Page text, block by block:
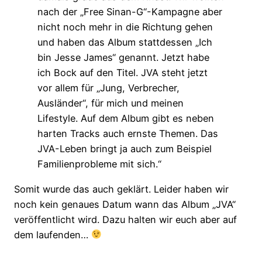
nach der „Free Sinan-G“-Kampagne aber
nicht noch mehr in die Richtung gehen
und haben das Album stattdessen „Ich
bin Jesse James“ genannt. Jetzt habe
ich Bock auf den Titel. JVA steht jetzt
vor allem für „Jung, Verbrecher,
Ausländer“, für mich und meinen
Lifestyle. Auf dem Album gibt es neben
harten Tracks auch ernste Themen. Das
JVA-Leben bringt ja auch zum Beispiel
Familienprobleme mit sich.“
Somit wurde das auch geklärt. Leider haben wir
noch kein genaues Datum wann das Album „JVA“
veröffentlicht wird. Dazu halten wir euch aber auf
dem laufenden…